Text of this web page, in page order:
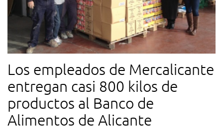
Los empleados de Mercalicante
entregan casi 800 kilos de
productos al Banco de
Alimentos de Alicante